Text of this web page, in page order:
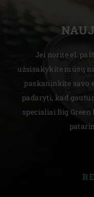
Jei norite el.
užsisakykite mūsų
paskaninkite savo
padaryti, kad
specialiai Big